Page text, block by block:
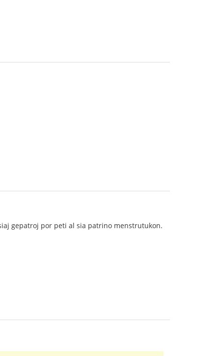
gepatroj por peti al sia patrino menstrutukon.